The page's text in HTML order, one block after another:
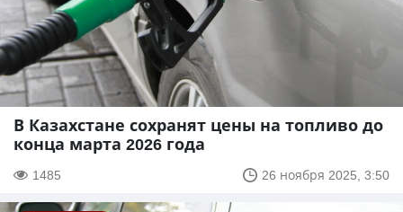
В Казахстане сохранят цены на топливо до
конца марта 2026 года
1485 26 ноября 2025, 3:50